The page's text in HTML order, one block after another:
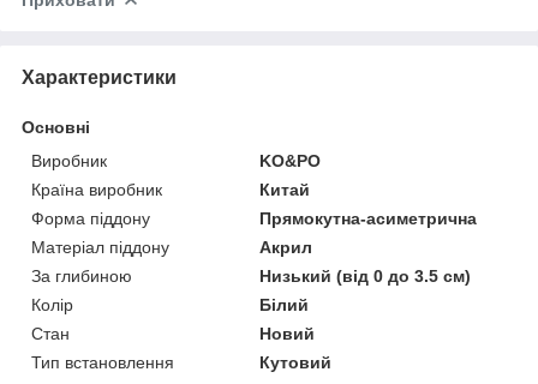
Характеристики
Основні
Виробник
KO&PO
Країна виробник
Китай
Форма піддону
Прямокутна-асиметрична
Матеріал піддону
Акрил
За глибиною
Низький (від 0 до 3.5 см)
Колір
Білий
Стан
Новий
Тип встановлення
Кутовий